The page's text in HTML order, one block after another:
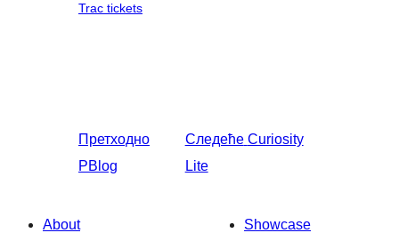
Trac tickets
Претходно
PBlog
Следеће Curiosity
Lite
About
Showcase